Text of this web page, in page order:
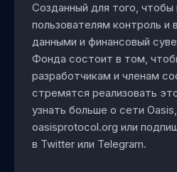
Созданный для того, чтобы
пользователям контроль и
данными и финансовый
Фонда состоит в том,
разработчикам и членам
стремятся реализовать
узнать больше о сети
oasisprotocol.org или
в Twitter или Telegram.